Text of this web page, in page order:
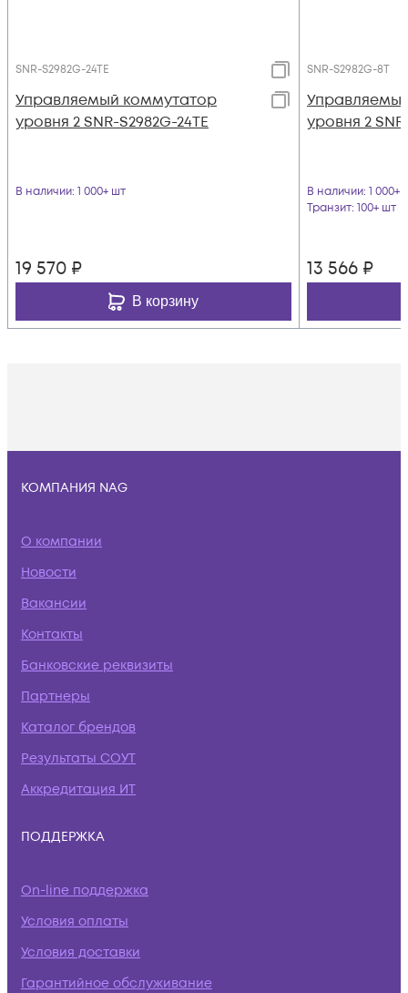
SNR-S2982G-24TE
Управляемый коммутатор
уровня 2 SNR-S2982G-24TE
В наличии: 1 000+ шт
19 570 ₽
В корзину
SNR-S2982G-8T
уровня 2
В наличии: 1 000+
Транзит: 100+ шт
13 566 ₽
КОМПАНИЯ NAG
О компании
Новости
Вакансии
Контакты
Банковские реквизиты
Партнеры
Каталог брендов
Результаты СОУТ
Аккредитация ИТ
ПОДДЕРЖКА
On-line поддержка
Условия оплаты
Условия доставки
Гарантийное обслуживание